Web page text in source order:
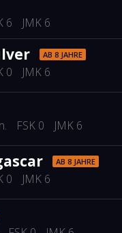
6 JMK 6
AB 8 JAHRE
0 JMK 6
FSK 0 JMK 6
AB 8 JAHRE
0 JMK 6